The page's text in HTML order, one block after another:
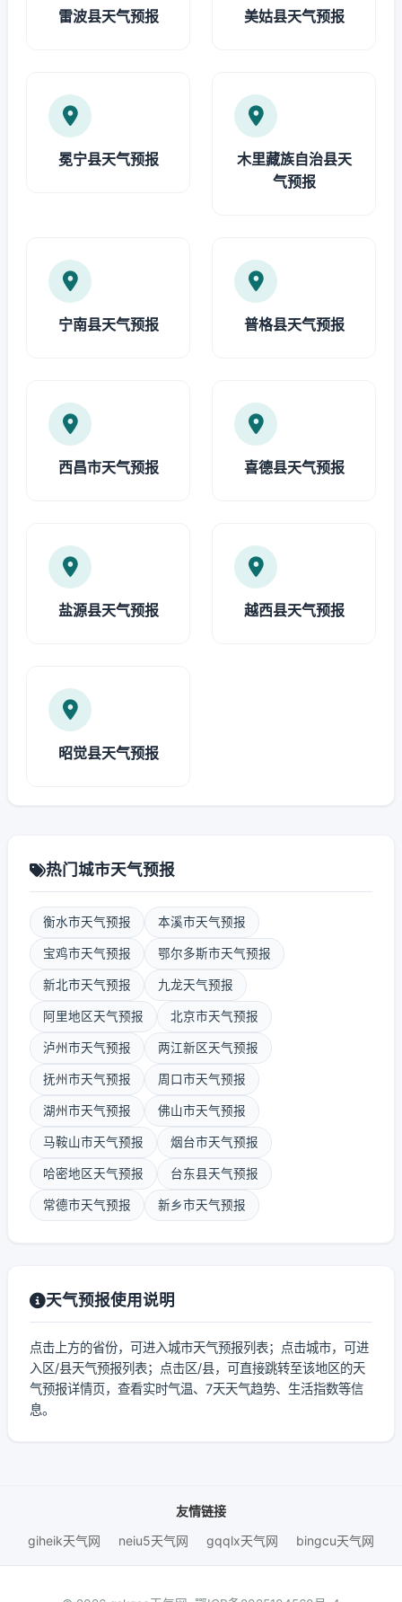
雷波县天气预报 美姑县天气预报
冕宁县天气预报
木里藏族自治县天
气预报
宁南县天气预报 普格县天气预报
西昌市天气预报 喜德县天气预报
盐源县天气预报 越西县天气预报
昭觉县天气预报
热门城市天气预报
衡水市天气预报 本溪市天气预报
宝鸡市天气预报 鄂尔多斯市天气预报
新北市天气预报 九龙天气预报
阿里地区天气预报 北京市天气预报
泸州市天气预报 两江新区天气预报
抚州市天气预报 周口市天气预报
湖州市天气预报 佛山市天气预报
马鞍山市天气预报 烟台市天气预报
哈密地区天气预报 台东县天气预报
常德市天气预报 新乡市天气预报
天气预报使用说明
点击上方的省份，可进入城市天气预报列表；点击城市，可进
入区/县天气预报列表；点击区/县，可直接跳转至该地区的天
气预报详情页，查看实时气温、7天天气趋势、生活指数等信
息。
友情链接
giheik天气网
neiu5天气网 gqqlx天气网 bingcu天气网